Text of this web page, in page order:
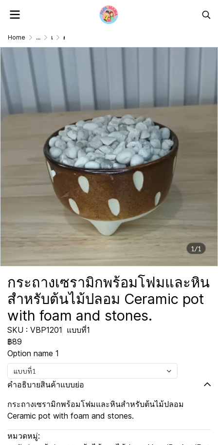
Home ... แจกัน/ตะกร้า/กระถางต้นไม้ดอกไม้ปลอม Vase/Basket/Pot กระถางเซรามิกพร้อมโฟมและหินสำหรับต้นไม้ปลอม Ceramic pot with foam and stones.
1/1
กระถางเซรามิกพร้อมโฟมและหิน
สำหรับต้นไม้ปลอม Ceramic pot
with foam and stones.
SKU : VBP1201 แบบที่1
฿89
Option name 1
แบบที่1
คำอธิบายสินค้าแบบย่อ
กระถางเซรามิกพร้อมโฟมและหินสำหรับต้นไม้ปลอม
Ceramic pot with foam and stones.
หมวดหมู่: